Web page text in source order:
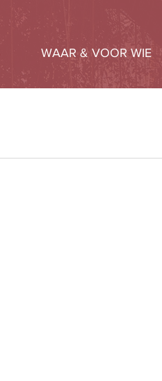
WAAR & VOOR WIE